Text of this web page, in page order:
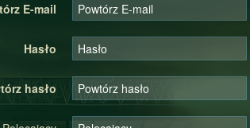
E-mail
Hasło
hasło